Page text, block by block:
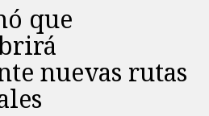
que
nuevas rutas